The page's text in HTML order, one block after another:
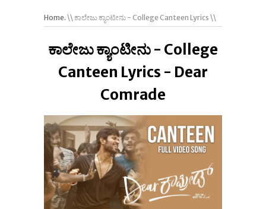
Home. \\ ಕಾಲೇಜು ಕ್ಯಾಂಟೀನು - College Canteen Lyrics \\
ಕಾಲೇಜು ಕ್ಯಾಂಟೀನು - College
Canteen Lyrics - Dear
Comrade